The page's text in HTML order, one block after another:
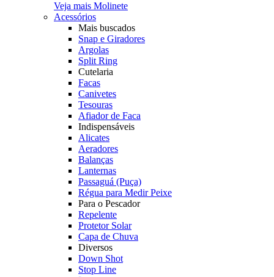
Veja mais Molinete
Acessórios
Mais buscados
Snap e Giradores
Argolas
Split Ring
Cutelaria
Facas
Canivetes
Tesouras
Afiador de Faca
Indispensáveis
Alicates
Aeradores
Balanças
Lanternas
Passaguá (Puça)
Régua para Medir Peixe
Para o Pescador
Repelente
Protetor Solar
Capa de Chuva
Diversos
Down Shot
Stop Line